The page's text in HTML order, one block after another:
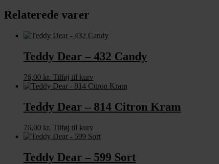
Relaterede varer
Teddy Dear – 432 Candy
76,00 kr. Tilføj til kurv
Teddy Dear – 814 Citron Kram
76,00 kr. Tilføj til kurv
Teddy Dear – 599 Sort